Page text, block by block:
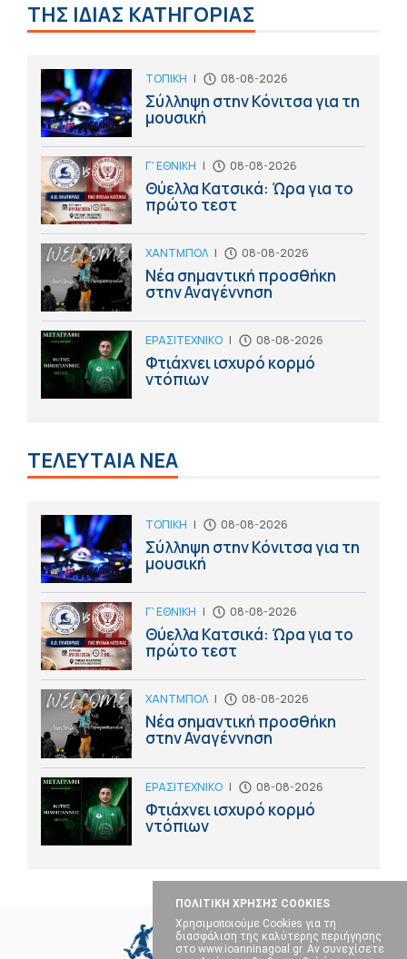
ΠΟΛΙΤΙΚΗ ΧΡΗΣΗΣ COOKIES
Χρησιμοποιούμε Cookies για τη
διασφάλιση της καλύτερης περιήγησης
στο www.ioanninagoal.gr. Αν συνεχίσετε
ΤΗΣ ΙΔΙΑΣ ΚΑΤΗΓΟΡΙΑΣ
ΤΟΠΙΚΗ | 08-08-2026
Σύλληψη στην Κόνιτσα για τη
μουσική
Γ' ΕΘΝΙΚΗ | 08-08-2026
Θύελλα Κατσικά: Ώρα για το
πρώτο τεστ
ΧΑΝΤΜΠΟΛ | 08-08-2026
Νέα σημαντική προσθήκη
στην Αναγέννηση
ΕΡΑΣΙΤΕΧΝΙΚΟ | 08-08-2026
Φτιάχνει ισχυρό κορμό
ντόπιων
ΤΕΛΕΥΤΑΙΑ ΝΕΑ
ΤΟΠΙΚΗ | 08-08-2026
Σύλληψη στην Κόνιτσα για τη
μουσική
Γ' ΕΘΝΙΚΗ | 08-08-2026
Θύελλα Κατσικά: Ώρα για το
πρώτο τεστ
ΧΑΝΤΜΠΟΛ | 08-08-2026
Νέα σημαντική προσθήκη
στην Αναγέννηση
ΕΡΑΣΙΤΕΧΝΙΚΟ | 08-08-2026
Φτιάχνει ισχυρό κορμό
ντόπιων